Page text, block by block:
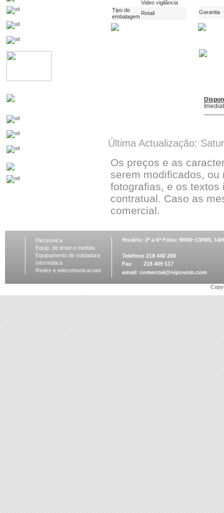
Video vigilância
Tipo de
embalagem
Retail Garantia
Última Actualização:
Os preços e as
serem modificados, ou
fotografias, e os
contratual. Caso as
comercial.
Electronica
Equip. de teste e medida
Equipamento de soldadura
Informática
Redes e telecomunicacoes
Horário: 2ª a 6ª Feira: 9H00~13H00,
Telefone 218 440 200
Fax 218 409 517
email: comercial@niposom.com